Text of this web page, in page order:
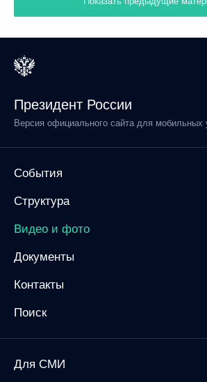
Президент России
Версия официального сайта для мобильных
События
Структура
Видео и фото
Документы
Контакты
Поиск
Для СМИ